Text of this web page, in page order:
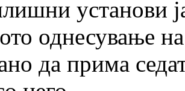
установи
однесување
да прима